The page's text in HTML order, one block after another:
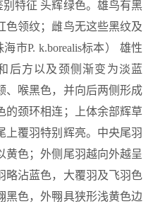
特征 头辉绿色。雄鸟有黑
色领纹；雌鸟无这些黑纹及
市P. k.borealis标本） 雄性
后方以及颈侧渐变为淡蓝
、喉黑色，并向后两侧形成
的颈环相连；上体余部辉草
上覆羽特别辉亮。中央尾羽
黄色；外侧尾羽越向外越呈
略沾蓝色，大覆羽及飞羽色
黑色，外翈具狭形浅黄色边